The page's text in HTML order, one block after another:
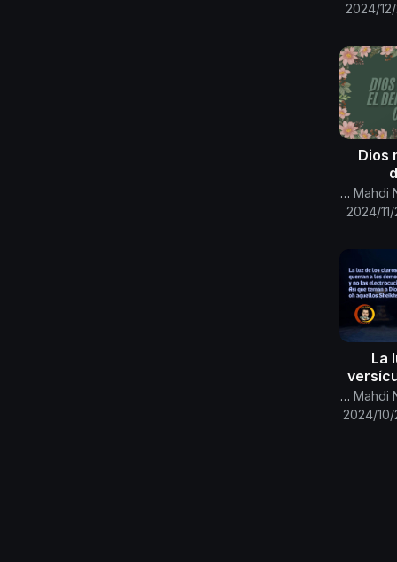
2024/
Dios
Canal Oficial Del Imam Al Mahdi Nasser Mohammed
2024/
La
los
Canal Oficial Del Imam Al Mahdi Nasser Mohammed
2024/10/